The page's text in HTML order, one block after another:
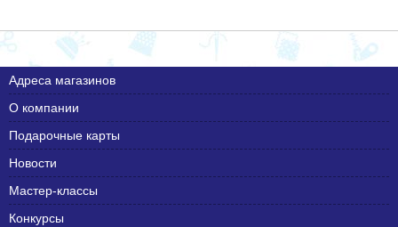
Адреса магазинов
О компании
Подарочные карты
Новости
Мастер-классы
Конкурсы